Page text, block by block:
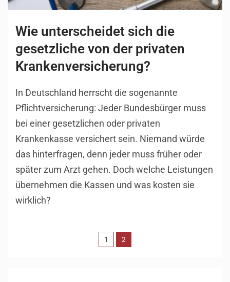
Wie unterscheidet sich die
gesetzliche von der privaten
Krankenversicherung?
In Deutschland herrscht die sogenannte
Pflichtversicherung: Jeder Bundesbürger muss
bei einer gesetzlichen oder privaten
Krankenkasse versichert sein. Niemand würde
das hinterfragen, denn jeder muss früher oder
später zum Arzt gehen. Doch welche Leistungen
übernehmen die Kassen und was kosten sie
wirklich?
1 2